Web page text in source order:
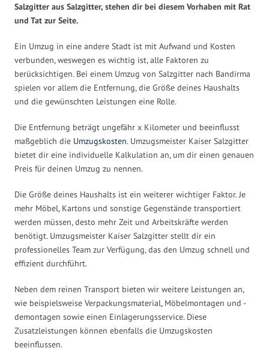
Salzgitter aus Salzgitter, stehen dir bei diesem Vorhaben mit Rat
und Tat zur Seite.
Ein Umzug in eine andere Stadt ist mit Aufwand und Kosten
verbunden, weswegen es wichtig ist, alle Faktoren zu
berücksichtigen. Bei einem Umzug von Salzgitter nach Bandirma
spielen vor allem die Entfernung, die Größe deines Haushalts
und die gewünschten Leistungen eine Rolle.
Die Entfernung beträgt ungefähr x Kilometer und beeinflusst
maßgeblich die Umzugskosten. Umzugsmeister Kaiser Salzgitter
bietet dir eine individuelle Kalkulation an, um dir einen genauen
Preis für deinen Umzug zu nennen.
Die Größe deines Haushalts ist ein weiterer wichtiger Faktor. Je
mehr Möbel, Kartons und sonstige Gegenstände transportiert
werden müssen, desto mehr Zeit und Arbeitskräfte werden
benötigt. Umzugsmeister Kaiser Salzgitter stellt dir ein
professionelles Team zur Verfügung, das den Umzug schnell und
effizient durchführt.
Neben dem reinen Transport bieten wir weitere Leistungen an,
wie beispielsweise Verpackungsmaterial, Möbelmontagen und -
demontagen sowie einen Einlagerungsservice. Diese
Zusatzleistungen können ebenfalls die Umzugskosten
beeinflussen.